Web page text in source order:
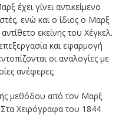
έχει γίνει αντικείμενο
ενώ και ο ίδιος ο Μαρξ
εκείνης του Χέγκελ.
και εφαρμογή
οι αναλογίες με
ανέφερες;
μεθόδου από τον Μαρξ
Χειρόγραφα του 1844